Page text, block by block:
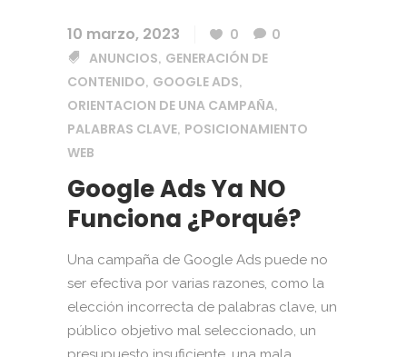
10 marzo, 2023 0
0
ANUNCIOS, GENERACIÓN DE
CONTENIDO, GOOGLE ADS,
ORIENTACION DE UNA CAMPAÑA,
PALABRAS CLAVE, POSICIONAMIENTO
WEB
Google Ads Ya NO
Funciona ¿Porqué?
Una campaña de Google Ads puede no
ser efectiva por varias razones, como la
elección incorrecta de palabras clave, un
público objetivo mal seleccionado, un